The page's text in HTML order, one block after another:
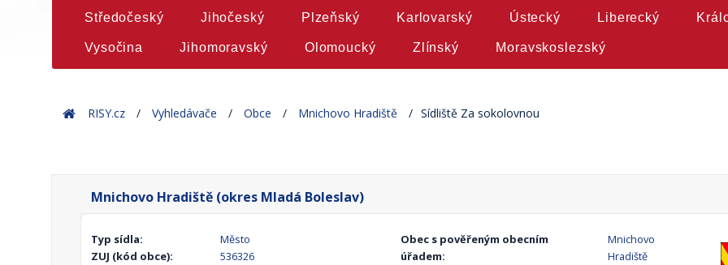
Středočeský Jihočeský Plzeňský Karlovarský Ústecký Liberecký
Vysočina Jihomoravský Olomoucký Zlínský Moravskoslezský
HomeRISY.cz Vyhledávače Obce Mnichovo Hradiště Sídliště Za sokolovnou
Mnichovo Hradiště (okres Mladá Boleslav)
Typ sídla:
Město
ZUJ (kód obce):
536326
Obec s pověřeným obecním
úřadem:
Mnichovo
Hradiště